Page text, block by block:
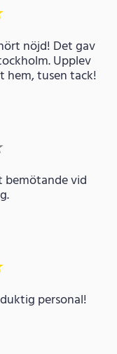
nöjd! Det gav
Upplev
tusen tack!
bemötande vid
personal!